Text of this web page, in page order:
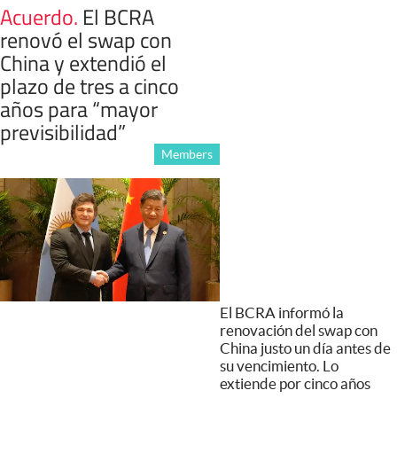
Acuerdo. El BCRA
renovó el swap con
China y extendió el
plazo de tres a cinco
años para “mayor
previsibilidad”
Members
El BCRA informó la
renovación del swap con
China justo un día antes de
su vencimiento. Lo
extiende por cinco años